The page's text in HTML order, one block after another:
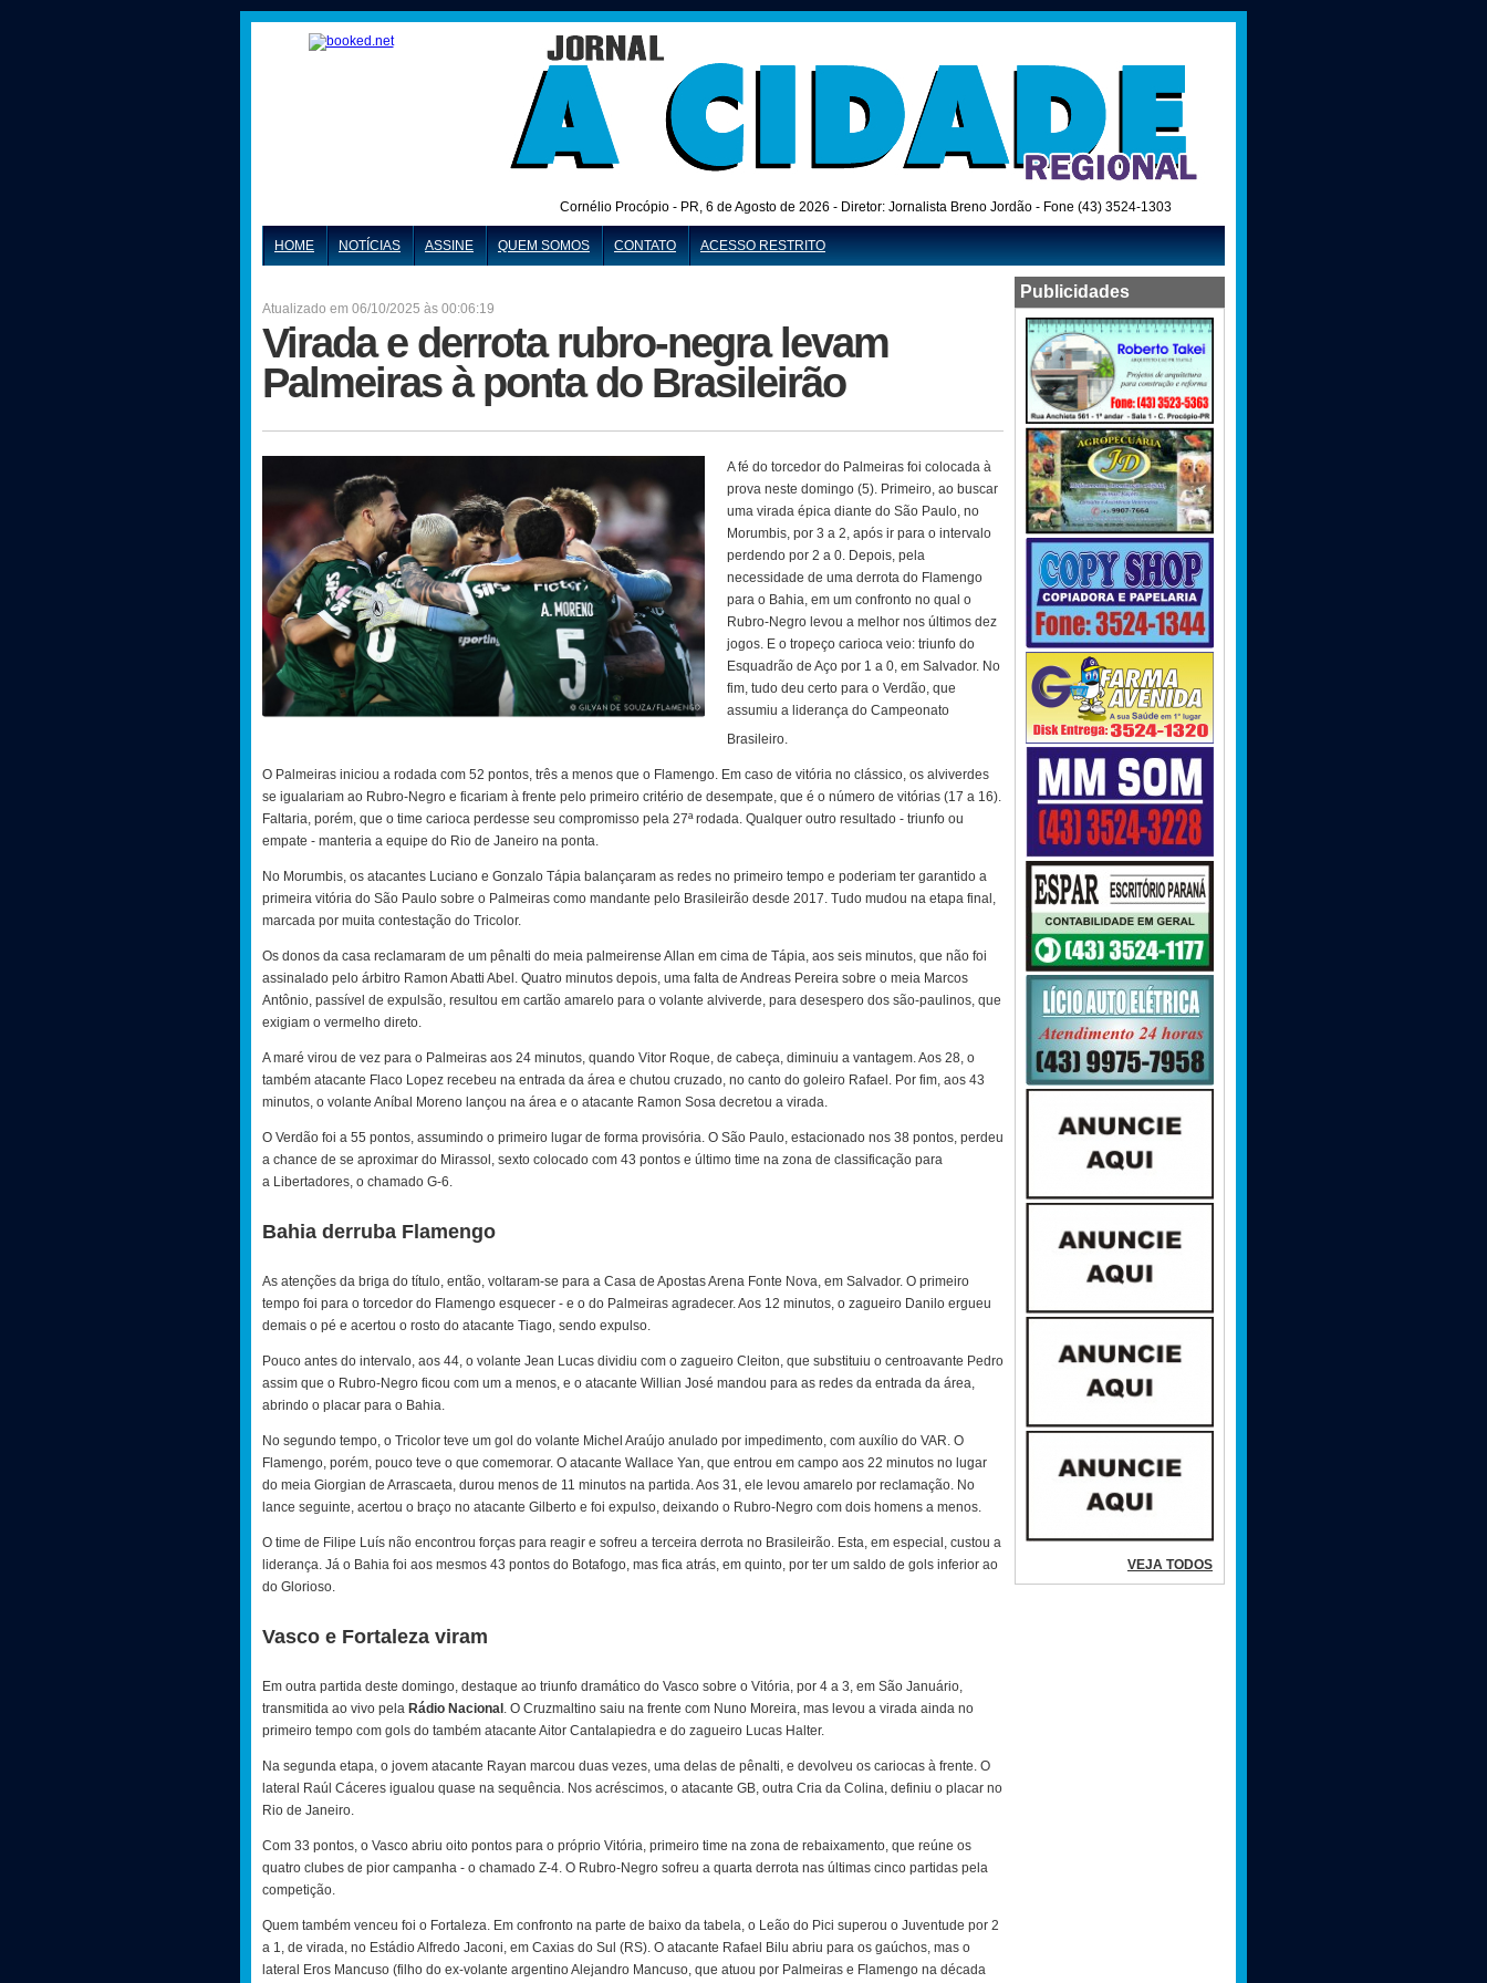
Cornélio Procópio - PR, 6 de Agosto de 2026 - Diretor: Jornalista Breno Jordão - Fone (43) 3524-1303
HOME NOTÍCIAS ASSINE QUEM SOMOS CONTATO ACESSO RESTRITO
Atualizado em 06/10/2025 às 00:06:19
Virada e derrota rubro-negra levam
Palmeiras à ponta do Brasileirão
A fé do torcedor do Palmeiras foi colocada à
prova neste domingo (5). Primeiro, ao buscar
uma virada épica diante do São Paulo, no
Morumbis, por 3 a 2, após ir para o intervalo
perdendo por 2 a 0. Depois, pela
necessidade de uma derrota do Flamengo
para o Bahia, em um confronto no qual o
Rubro-Negro levou a melhor nos últimos dez
jogos. E o tropeço carioca veio: triunfo do
Esquadrão de Aço por 1 a 0, em Salvador. No
fim, tudo deu certo para o Verdão, que
assumiu a liderança do Campeonato
Brasileiro.
O Palmeiras iniciou a rodada com 52 pontos, três a menos que o Flamengo. Em caso de vitória no clássico, os alviverdes
se igualariam ao Rubro-Negro e ficariam à frente pelo primeiro critério de desempate, que é o número de vitórias (17 a 16).
Faltaria, porém, que o time carioca perdesse seu compromisso pela 27ª rodada. Qualquer outro resultado - triunfo ou
empate - manteria a equipe do Rio de Janeiro na ponta.
No Morumbis, os atacantes Luciano e Gonzalo Tápia balançaram as redes no primeiro tempo e poderiam ter garantido a
primeira vitória do São Paulo sobre o Palmeiras como mandante pelo Brasileirão desde 2017. Tudo mudou na etapa final,
marcada por muita contestação do Tricolor.
Os donos da casa reclamaram de um pênalti do meia palmeirense Allan em cima de Tápia, aos seis minutos, que não foi
assinalado pelo árbitro Ramon Abatti Abel. Quatro minutos depois, uma falta de Andreas Pereira sobre o meia Marcos
Antônio, passível de expulsão, resultou em cartão amarelo para o volante alviverde, para desespero dos são-paulinos, que
exigiam o vermelho direto.
A maré virou de vez para o Palmeiras aos 24 minutos, quando Vitor Roque, de cabeça, diminuiu a vantagem. Aos 28, o
também atacante Flaco Lopez recebeu na entrada da área e chutou cruzado, no canto do goleiro Rafael. Por fim, aos 43
minutos, o volante Aníbal Moreno lançou na área e o atacante Ramon Sosa decretou a virada.
O Verdão foi a 55 pontos, assumindo o primeiro lugar de forma provisória. O São Paulo, estacionado nos 38 pontos, perdeu
a chance de se aproximar do Mirassol, sexto colocado com 43 pontos e último time na zona de classificação para
a Libertadores, o chamado G-6.
Bahia derruba Flamengo
As atenções da briga do título, então, voltaram-se para a Casa de Apostas Arena Fonte Nova, em Salvador. O primeiro
tempo foi para o torcedor do Flamengo esquecer - e o do Palmeiras agradecer. Aos 12 minutos, o zagueiro Danilo ergueu
demais o pé e acertou o rosto do atacante Tiago, sendo expulso.
Pouco antes do intervalo, aos 44, o volante Jean Lucas dividiu com o zagueiro Cleiton, que substituiu o centroavante Pedro
assim que o Rubro-Negro ficou com um a menos, e o atacante Willian José mandou para as redes da entrada da área,
abrindo o placar para o Bahia.
No segundo tempo, o Tricolor teve um gol do volante Michel Araújo anulado por impedimento, com auxílio do VAR. O
Flamengo, porém, pouco teve o que comemorar. O atacante Wallace Yan, que entrou em campo aos 22 minutos no lugar
do meia Giorgian de Arrascaeta, durou menos de 11 minutos na partida. Aos 31, ele levou amarelo por reclamação. No
lance seguinte, acertou o braço no atacante Gilberto e foi expulso, deixando o Rubro-Negro com dois homens a menos.
O time de Filipe Luís não encontrou forças para reagir e sofreu a terceira derrota no Brasileirão. Esta, em especial, custou a
liderança. Já o Bahia foi aos mesmos 43 pontos do Botafogo, mas fica atrás, em quinto, por ter um saldo de gols inferior ao
do Glorioso.
Vasco e Fortaleza viram
Em outra partida deste domingo, destaque ao triunfo dramático do Vasco sobre o Vitória, por 4 a 3, em São Januário,
transmitida ao vivo pela Rádio Nacional . O Cruzmaltino saiu na frente com Nuno Moreira, mas levou a virada ainda no
primeiro tempo com gols do também atacante Aitor Cantalapiedra e do zagueiro Lucas Halter.
Na segunda etapa, o jovem atacante Rayan marcou duas vezes, uma delas de pênalti, e devolveu os cariocas à frente. O
lateral Raúl Cáceres igualou quase na sequência. Nos acréscimos, o atacante GB, outra Cria da Colina, definiu o placar no
Rio de Janeiro.
Com 33 pontos, o Vasco abriu oito pontos para o próprio Vitória, primeiro time na zona de rebaixamento, que reúne os
quatro clubes de pior campanha - o chamado Z-4. O Rubro-Negro sofreu a quarta derrota nas últimas cinco partidas pela
competição.
Quem também venceu foi o Fortaleza. Em confronto na parte de baixo da tabela, o Leão do Pici superou o Juventude por 2
a 1, de virada, no Estádio Alfredo Jaconi, em Caxias do Sul (RS). O atacante Rafael Bilu abriu para os gaúchos, mas o
lateral Eros Mancuso (filho do ex-volante argentino Alejandro Mancuso, que atuou por Palmeiras e Flamengo na década
Publicidades
VEJA TODOS